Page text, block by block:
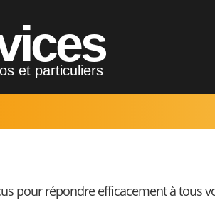
et particuliers
pour répondre efficacement à tous